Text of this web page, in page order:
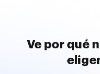
Ve por qué